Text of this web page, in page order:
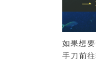
如果想
手刀前